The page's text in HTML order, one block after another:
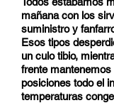
mañana con los
suministro y
Esos tipos
un culo tibio,
frente
posiciones todo el
temperaturas